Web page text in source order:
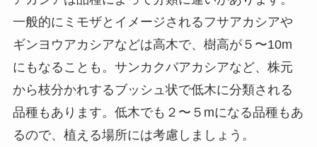
一般的にミモザとイメージされるフサアカシアや
ギンヨウアカシアなどは高木で、樹高が５〜10m
にもなることも。サンカクバアカシアなど、株元
から枝分かれするブッシュ状で低木に分類される
品種もあります。低木でも２〜５mになる品種もあ
るので、植える場所には考慮しましょう。